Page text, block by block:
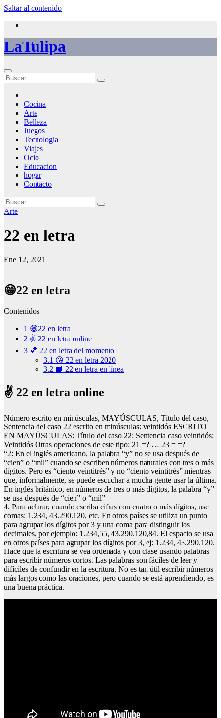
Saltar al contenido
LaTulipa
Cocina
Arte
Belleza
Juegos
Tecnologia
Viajes
Ocio
Educacion
hogar
Contacto
Arte
22 en letra
Ene 12, 2021
😁22 en letra
Contenidos
1 😁22 en letra
2 ✌️ 22 en letra online
3 💕 22 en letra del momento
3.1 😘 22 en letra 2020
3.2 📙 22 en letra en línea
✌️ 22 en letra online
Número escrito en minúsculas, MAYÚSCULAS, Título del caso,
Sentencia del caso 22 escrito en minúsculas: veintidós ESCRITO
EN MAYÚSCULAS: Título del caso 22: Sentencia caso veintidós:
Veintidós Otras operaciones de este tipo: 21 =? … 23 = =?
“2: En el inglés americano, la palabra “y” no se usa después de
“cien” o “mil” cuando se escriben números naturales con tres o más
dígitos. Pero es “ciento veintitrés” y no “ciento veintitrés” mientras
que, informalmente, se puede escuchar a mucha gente usar la última.
En inglés británico, en números de tres o más dígitos, la palabra “y”
se usa después de “cien” o “mil”
4. Para aclarar, cuando escriba cifras con cuatro o más dígitos, use
comas: 1.234, 43.290.120, etc. En otros países se utiliza un punto
para agrupar los dígitos por 3 y una coma para distinguir los
decimales, por ejemplo: 1.234,55, 43.290.120,84. El espacio se usa
en otros países para agrupar los dígitos por 3, ej: 1.234, 43.290.120.
Hace que la escritura se vea ordenada y con clase usando palabras
para escribir números cortos. Las palabras son fáciles de leer y
difíciles de confundir en la escritura. No es tan útil escribir números
más largos como las oraciones, pero cuando se está aprendiendo, es
una buena práctica.